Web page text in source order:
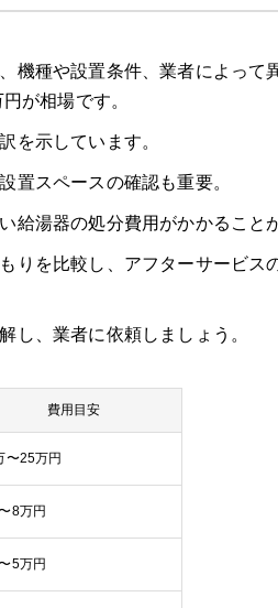
機種や設置条件、業者によって
が相場です。
を示しています。
置スペースの確認も重要。
給湯器の処分費用がかかること
りを比較し、アフターサービス
し、業者に依頼しましょう。
費用目安
〜25万円
8万円
5万円